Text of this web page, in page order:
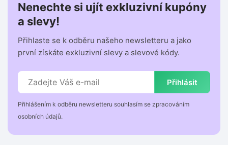
Nenechte si ujít exkluzivní kupóny
a slevy!
Přihlaste se k odběru našeho newsletteru a jako
první získáte exkluzivní slevy a slevové kódy.
Přihlásit
Přihlášením k odběru newsletteru souhlasím se zpracováním
osobních údajů.